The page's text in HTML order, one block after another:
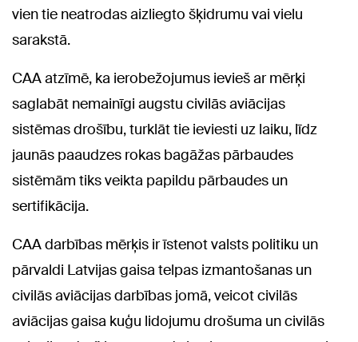
vien tie neatrodas aizliegto šķidrumu vai vielu
sarakstā.
CAA atzīmē, ka ierobežojumus ievieš ar mērķi
saglabāt nemainīgi augstu civilās aviācijas
sistēmas drošību, turklāt tie ieviesti uz laiku, līdz
jaunās paaudzes rokas bagāžas pārbaudes
sistēmām tiks veikta papildu pārbaudes un
sertifikācija.
CAA darbības mērķis ir īstenot valsts politiku un
pārvaldi Latvijas gaisa telpas izmantošanas un
civilās aviācijas darbības jomā, veicot civilās
aviācijas gaisa kuģu lidojumu drošuma un civilās